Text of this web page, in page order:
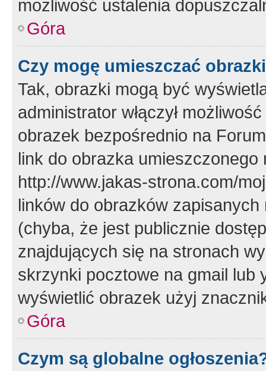
możliwość ustalenia
Góra
Czy mogę umieszczać
Tak, obrazki mogą być
administrator włączył
obrazek bezpośrednio na
link do obrazka
http://www.jakas-strona.com/
linków do obrazków
(chyba, że jest publicznie
znajdujących się na stronach
skrzynki pocztowe na gmail lub
wyświetlić obrazek użyj
Góra
Czym są globalne